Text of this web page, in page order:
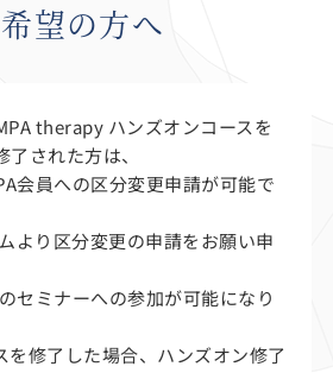
望の方へ
therapy ハンズオンコースを
された方は、
会員への区分変更申請が可能で
より区分変更の申請をお願い申
セミナーへの参加が可能になり
修了した場合、ハンズオン修了